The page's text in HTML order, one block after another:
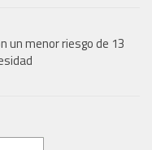
un menor riesgo de 13